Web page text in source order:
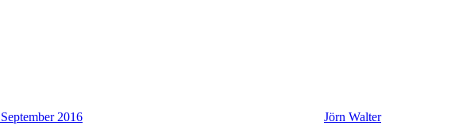
2016 Jörn Walter